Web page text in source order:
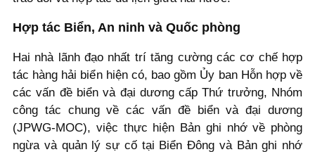
Hợp tác Biển, An ninh và Quốc phòng
Hai nhà lãnh đạo nhất trí tăng cường các cơ chế hợp
tác hàng hải biển hiện có, bao gồm Ủy ban Hỗn hợp về
các vấn đề biển và đại dương cấp Thứ trưởng, Nhóm
công tác chung về các vấn đề biển và đại dương
(JPWG-MOC), việc thực hiện Bản ghi nhớ về phòng
ngừa và quản lý sự cố tại Biển Đông và Bản ghi nhớ